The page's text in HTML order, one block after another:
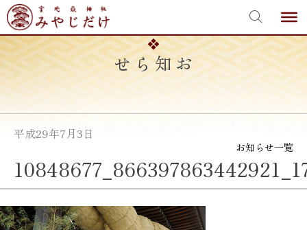
Skip
to
content
お知らせ
平成29年7月3日
お知らせ一覧